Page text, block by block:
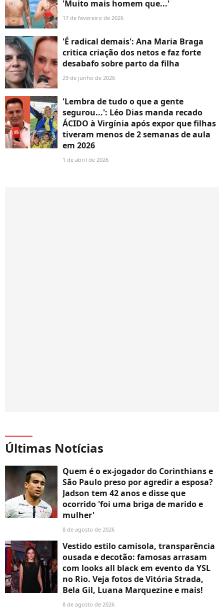
'Muito mais homem que...'
17 de fevereiro de 2026
'É radical demais': Ana Maria Braga
critica criação dos netos e faz forte
desabafo sobre parto da filha
29 de junho de 2026
'Lembra de tudo o que a gente
segurou...': Léo Dias manda recado
ÁCIDO à Virgínia após expor que filhas
tiveram menos de 2 semanas de aula
em 2026
1 de abril de 2026
Últimas Notícias
Quem é o ex-jogador do Corinthians e
São Paulo preso por agredir a esposa?
Jadson tem 42 anos e disse que
ocorrido 'foi uma briga de marido e
mulher'
8 de agosto de 2026
Vestido estilo camisola, transparência
ousada e decotão: famosas arrasam
com looks all black em evento da YSL
no Rio. Veja fotos de Vitória Strada,
Bela Gil, Luana Marquezine e mais!
8 de agosto de 2026